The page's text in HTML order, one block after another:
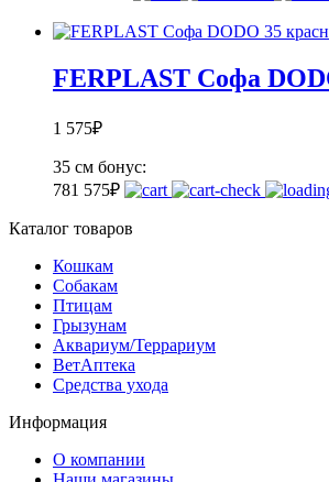
FERPLAST Софа
1 575₽
35 см бонус:
781 575₽
Каталог товаров
Кошкам
Собакам
Птицам
Грызунам
Аквариум/Террариум
ВетАптека
Средства ухода
Информация
О компании